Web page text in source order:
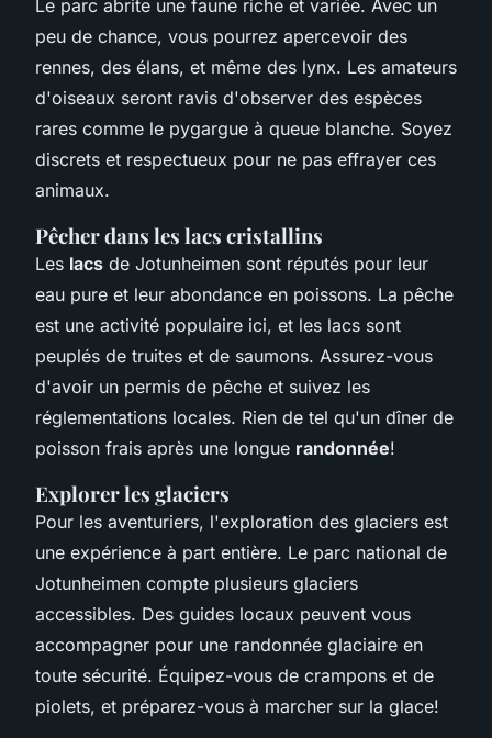
Le parc abrite une faune riche et variée. Avec un
peu de chance, vous pourrez apercevoir des
rennes, des élans, et même des lynx. Les amateurs
d'oiseaux seront ravis d'observer des espèces
rares comme le pygargue à queue blanche. Soyez
discrets et respectueux pour ne pas effrayer ces
animaux.
Pêcher dans les lacs cristallins
Les lacs de Jotunheimen sont réputés pour leur
eau pure et leur abondance en poissons. La pêche
est une activité populaire ici, et les lacs sont
peuplés de truites et de saumons. Assurez-vous
d'avoir un permis de pêche et suivez les
réglementations locales. Rien de tel qu'un dîner de
poisson frais après une longue randonnée!
Explorer les glaciers
Pour les aventuriers, l'exploration des glaciers est
une expérience à part entière. Le parc national de
Jotunheimen compte plusieurs glaciers
accessibles. Des guides locaux peuvent vous
accompagner pour une randonnée glaciaire en
toute sécurité. Équipez-vous de crampons et de
piolets, et préparez-vous à marcher sur la glace!